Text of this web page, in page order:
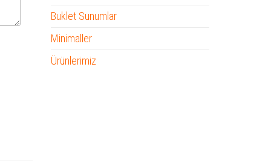
Buklet Sunumlar
Minimaller
Ürünlerimiz